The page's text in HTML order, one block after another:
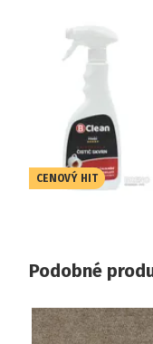
CENOVÝ HIT
Podobné